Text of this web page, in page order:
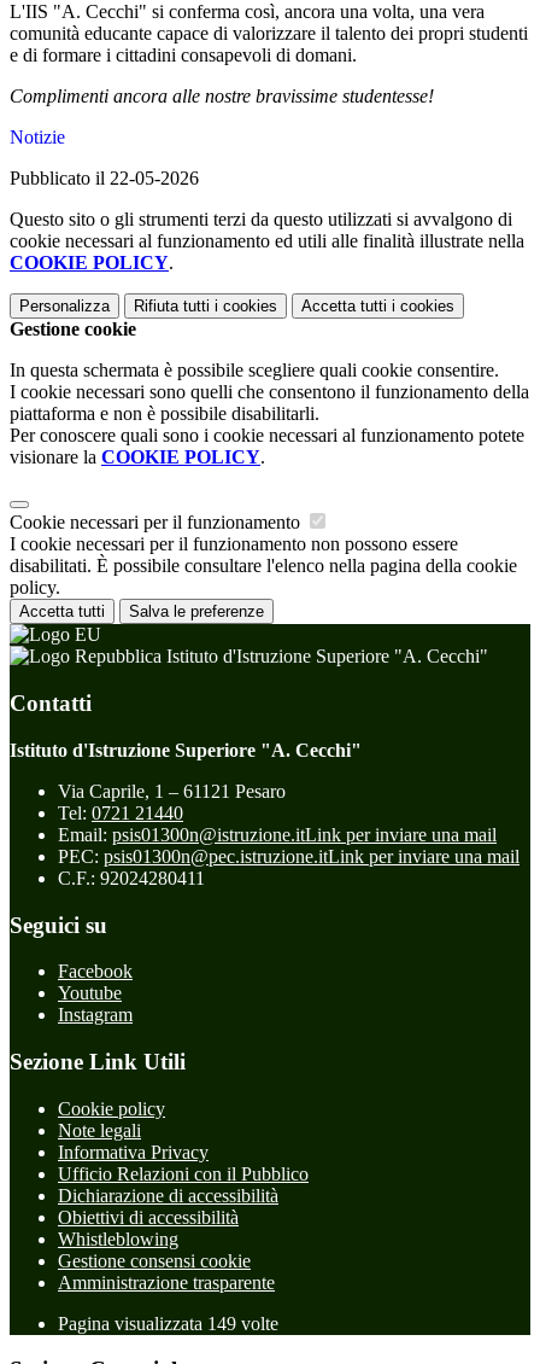
L'IIS "A. Cecchi" si conferma così, ancora una volta, una vera
comunità educante capace di valorizzare il talento dei propri studenti
e di formare i cittadini consapevoli di domani.
Complimenti ancora alle nostre bravissime studentesse!
Notizie
Pubblicato il 22-05-2026
Questo sito o gli strumenti terzi da questo utilizzati si avvalgono di
cookie necessari al funzionamento ed utili alle finalità illustrate nella
COOKIE POLICY.
Personalizza Rifiuta tutti i cookies Accetta tutti i cookies
Gestione cookie
In questa schermata è possibile scegliere quali cookie consentire.
I cookie necessari sono quelli che consentono il funzionamento della
piattaforma e non è possibile disabilitarli.
Per conoscere quali sono i cookie necessari al funzionamento potete
visionare la COOKIE POLICY.
Cookie necessari per il funzionamento
I cookie necessari per il funzionamento non possono essere
disabilitati. È possibile consultare l'elenco nella pagina della cookie
policy.
Accetta tutti Salva le preferenze
Istituto d'Istruzione Superiore "A. Cecchi"
Contatti
Istituto d'Istruzione Superiore "A. Cecchi"
Via Caprile, 1 – 61121 Pesaro
Tel: 0721 21440
Email: psis01300n@istruzione.itLink per inviare una mail
PEC: psis01300n@pec.istruzione.itLink per inviare una mail
C.F.: 92024280411
Seguici su
Facebook
Youtube
Instagram
Sezione Link Utili
Cookie policy
Note legali
Informativa Privacy
Ufficio Relazioni con il Pubblico
Dichiarazione di accessibilità
Obiettivi di accessibilità
Whistleblowing
Gestione consensi cookie
Amministrazione trasparente
Pagina visualizzata 149 volte